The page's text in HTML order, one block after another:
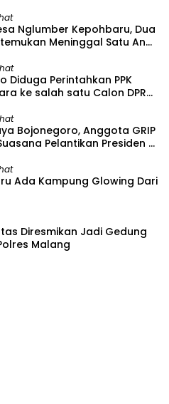
Nglumber Kepohbaru, Dua
Meninggal Satu Anak
Diduga Perintahkan PPK
ke salah satu Calon DPRD
Bojonegoro, Anggota GRIP
Pelantikan Presiden di
Ada Kampung Glowing Dari
Diresmikan Jadi Gedung
Malang